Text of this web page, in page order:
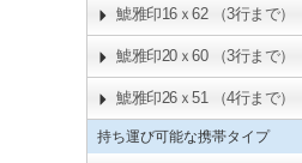
鯱雅印16ｘ62 （3行まで）
鯱雅印20ｘ60 （3行まで）
鯱雅印26ｘ51 （4行まで）
持ち運び可能な携帯タイプ